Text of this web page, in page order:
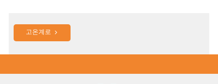
고온계로